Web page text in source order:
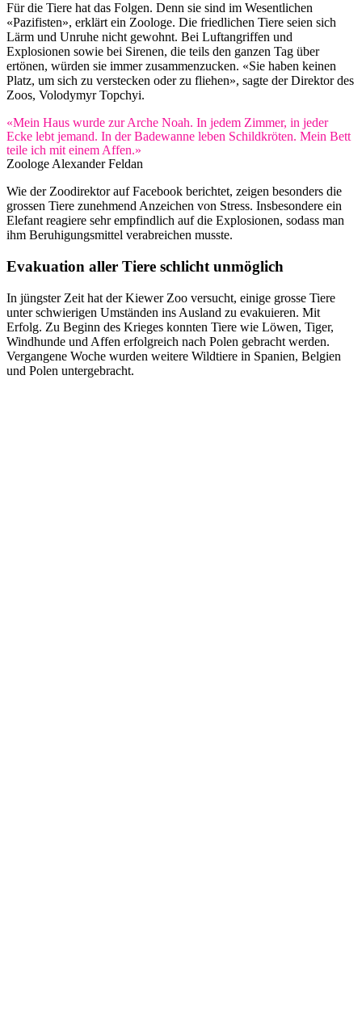
Für die Tiere hat das Folgen. Denn sie sind im Wesentlichen
«Pazifisten», erklärt ein Zoologe. Die friedlichen Tiere seien sich
Lärm und Unruhe nicht gewohnt. Bei Luftangriffen und
Explosionen sowie bei Sirenen, die teils den ganzen Tag über
ertönen, würden sie immer zusammenzucken. «Sie haben keinen
Platz, um sich zu verstecken oder zu fliehen», sagte der Direktor des
Zoos, Volodymyr Topchyi.
«Mein Haus wurde zur Arche Noah. In jedem Zimmer, in jeder
Ecke lebt jemand. In der Badewanne leben Schildkröten. Mein Bett
teile ich mit einem Affen.»
Zoologe Alexander Feldan
Wie der Zoodirektor auf Facebook berichtet, zeigen besonders die
grossen Tiere zunehmend Anzeichen von Stress. Insbesondere ein
Elefant reagiere sehr empfindlich auf die Explosionen, sodass man
ihm Beruhigungsmittel verabreichen musste.
Evakuation aller Tiere schlicht unmöglich
In jüngster Zeit hat der Kiewer Zoo versucht, einige grosse Tiere
unter schwierigen Umständen ins Ausland zu evakuieren. Mit
Erfolg. Zu Beginn des Krieges konnten Tiere wie Löwen, Tiger,
Windhunde und Affen erfolgreich nach Polen gebracht werden.
Vergangene Woche wurden weitere Wildtiere in Spanien, Belgien
und Polen untergebracht.